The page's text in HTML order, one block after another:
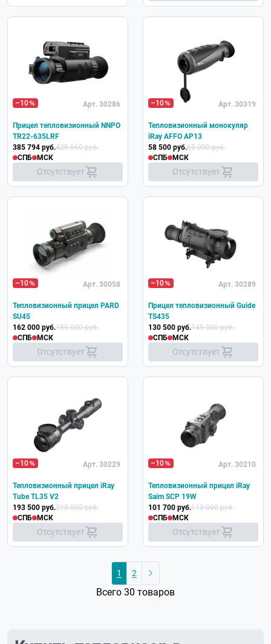
–10 Арт. 30286
Прицел тепловизионный NNPO
TR22-635LRF
385 794 руб.428 660 руб.
СПБ
МСК
Отсутствует
–10 Арт. 30319
Тепловизионный монокуляр
iRay AFFO AP13
58 500 руб.65 000 руб.
СПБ
МСК
Отсутствует
–10 Арт. 30058
Тепловизионный прицел PARD
SU45
162 000 руб.180 000 руб.
СПБ
МСК
Отсутствует
–10 Арт. 30289
Прицел тепловизионный Guide
TS435
130 500 руб.145 000 руб.
СПБ
МСК
Отсутствует
–10 Арт. 30229
Тепловизионный прицел iRay
Tube TL35 V2
193 500 руб.215 000 руб.
СПБ
МСК
Отсутствует
–10 Арт. 30210
Тепловизионный прицел iRay
Saim SCP 19W
101 700 руб.113 000 руб.
СПБ
МСК
Отсутствует
1 2
Всего 30 товаров